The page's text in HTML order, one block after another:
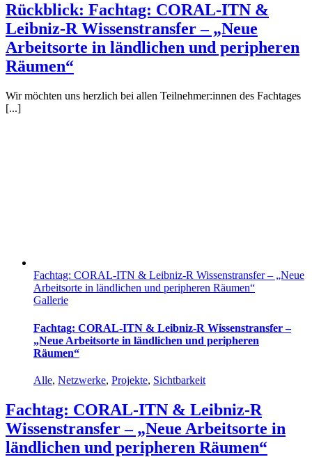
Rückblick: Fachtag: CORAL-ITN &
Leibniz-R Wissenstransfer – „Neue
Arbeitsorte in ländlichen und peripheren
Räumen“
Wir möchten uns herzlich bei allen Teilnehmer:innen des Fachtages
[...]
Fachtag: CORAL-ITN & Leibniz-R Wissenstransfer – „Neue
Arbeitsorte in ländlichen und peripheren Räumen“
Gallerie
Fachtag: CORAL-ITN & Leibniz-R Wissenstransfer –
„Neue Arbeitsorte in ländlichen und peripheren
Räumen“
Alle, Netzwerke, Projekte, Sichtbarkeit
Fachtag: CORAL-ITN & Leibniz-R
Wissenstransfer – „Neue Arbeitsorte in
ländlichen und peripheren Räumen“